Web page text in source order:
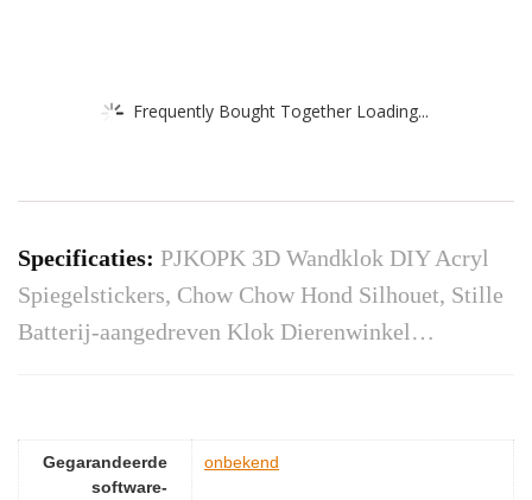
Frequently Bought Together Loading...
Specificaties: PJKOPK 3D Wandklok DIY Acryl
Spiegelstickers, Chow Chow Hond Silhouet, Stille
Batterij-aangedreven Klok Dierenwinkel…
Gegarandeerde
software-
‎onbekend